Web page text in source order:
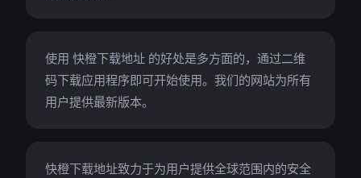
使用 快橙下载地址 的好处是多方面的，通过二维
码下载应用程序即可开始使用。我们的网站为所有
用户提供最新版本。
快橙下载地址致力于为用户提供全球范围内的安全